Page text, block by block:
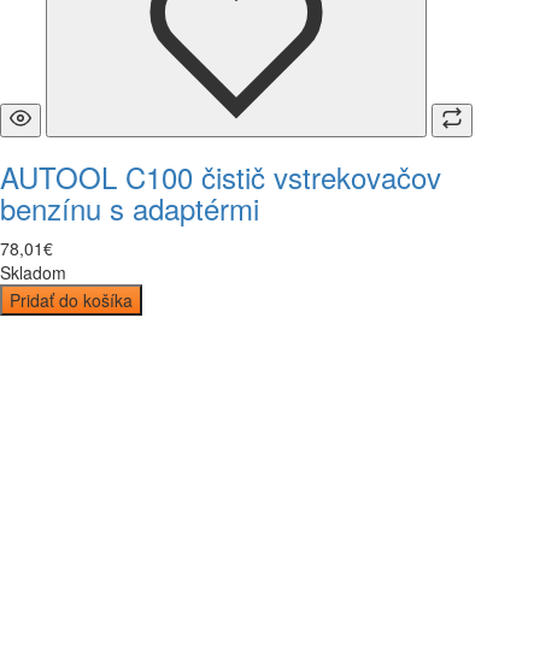
AUTOOL C100 čistič vstrekovačov
benzínu s adaptérmi
78,01€
Skladom
Pridať do košíka